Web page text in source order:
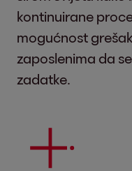
kontinuirane
mogućnost
zaposlenima da
zadatke.